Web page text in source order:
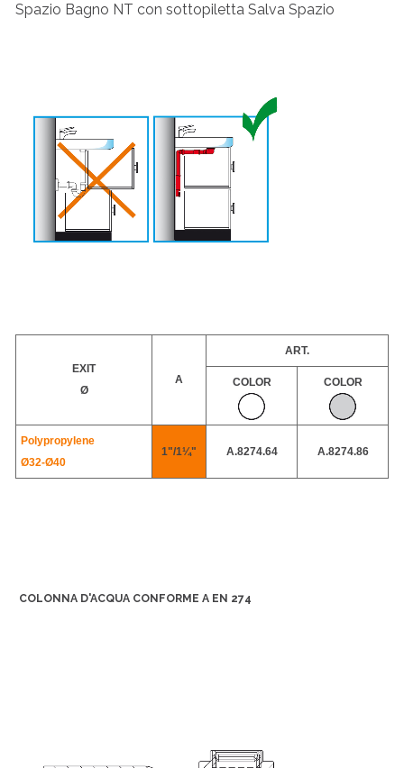
Spazio Bagno NT con sottopiletta Salva Spazio
EXIT
Ø
A
ART.
COLOR COLOR
Polypropylene
Ø32-Ø40
1"/1¼" A.8274.64 A.8274.86
COLONNA D'ACQUA CONFORME A EN 274